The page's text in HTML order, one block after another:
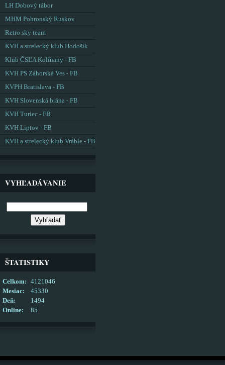
LH Dobový tábor
MHM Pohronský Ruskov
Retro sky team
KVH a strelecký klub Hodošík
Klub ČSĽA Kolíňany - FB
KVH PS Záhorská Ves - FB
KVPH Bratislava - FB
KVH Slovenská brána - FB
KVH Turiec - FB
KVH Liptov - FB
KVH a strelecký klub Vráble - FB
VYHĽADÁVANIE
ŠTATISTIKY
Online: 85
Celkom:
4121046
Mesiac:
45330
Deň:
1494